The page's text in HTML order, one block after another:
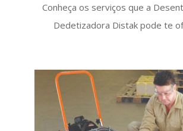
Conheça os serviços que a
Dedetizadora Distak pode te